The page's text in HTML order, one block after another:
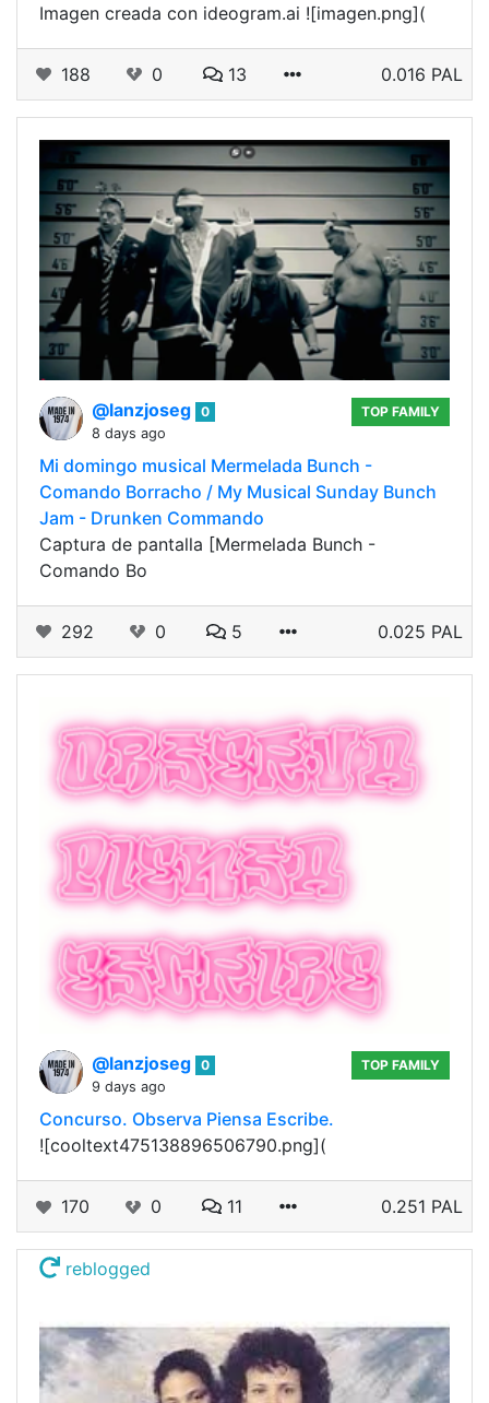
Imagen creada con ideogram.ai ![imagen.png](
188 0 13 0.016 PAL
@lanzjoseg 0
8 days ago
TOP FAMILY
Mi domingo musical Mermelada Bunch -
Comando Borracho / My Musical Sunday Bunch
Jam - Drunken Commando
Captura de pantalla [Mermelada Bunch -
Comando Bo
292 0 5 0.025 PAL
@lanzjoseg 0
9 days ago
TOP FAMILY
Concurso. Observa Piensa Escribe.
![cooltext475138896506790.png](
170 0 11 0.251 PAL
reblogged